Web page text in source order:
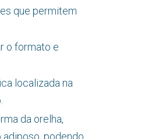
que permitem
o formato e
localizada na
da orelha,
podendo